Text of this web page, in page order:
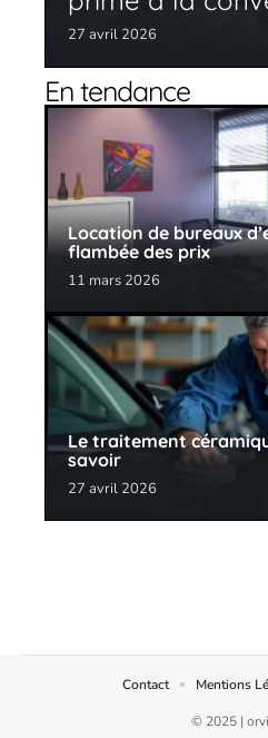
27 avril 2026
En tendance
Location de bureaux
flambée des prix
11 mars 2026
Le traitement
savoir
27 avril 2026
© 2025 |
Contact Mentions